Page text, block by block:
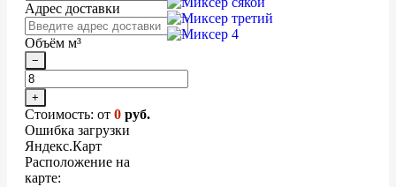
Адрес доставки
Объём м³
−
+
Стоимость: от 0 руб.
Ошибка загрузки
Яндекс.Карт
Расположение на
карте: